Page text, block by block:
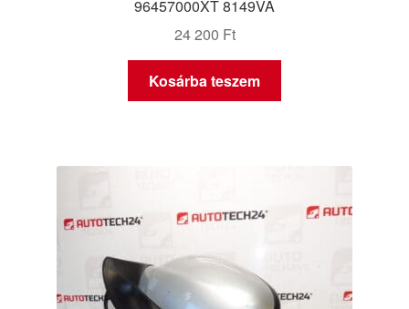
96457000XT 8149VA
24 200 Ft
Kosárba teszem